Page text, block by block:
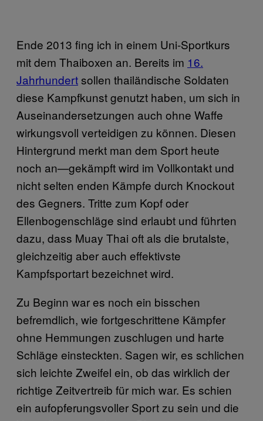
Ende 2013 fing ich in einem Uni-Sportkurs
mit dem Thaiboxen an. Bereits im 16.
Jahrhundertsollen thailändische Soldaten
diese Kampfkunst genutzt haben, um sich in
Auseinandersetzungen auch ohne Waffe
wirkungsvoll verteidigen zu können. Diesen
Hintergrund merkt man dem Sport heute
noch an—gekämpft wird im Vollkontakt und
nicht selten enden Kämpfe durch Knockout
des Gegners. Tritte zum Kopf oder
Ellenbogenschläge sind erlaubt und führten
dazu, dass Muay Thai oft als die brutalste,
gleichzeitig aber auch effektivste
Kampfsportart bezeichnet wird.
Zu Beginn war es noch ein bisschen
befremdlich, wie fortgeschrittene Kämpfer
ohne Hemmungen zuschlugen und harte
Schläge einsteckten. Sagen wir, es schlichen
sich leichte Zweifel ein, ob das wirklich der
richtige Zeitvertreib für mich war. Es schien
ein aufopferungsvoller Sport zu sein und die